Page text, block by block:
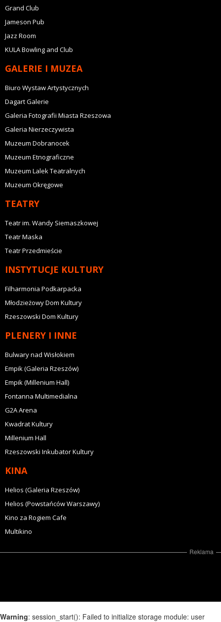
Grand Club
Jameson Pub
Jazz Room
KULA Bowling and Club
GALERIE I MUZEA
Biuro Wystaw Artystycznych
Dagart Galerie
Galeria Fotografii Miasta Rzeszowa
Galeria Nierzeczywista
Muzeum Dobranocek
Muzeum Etnograficzne
Muzeum Lalek Teatralnych
Muzeum Okręgowe
TEATRY
Teatr im. Wandy Siemaszkowej
Teatr Maska
Teatr Przedmieście
INSTYTUCJE KULTURY
Filharmonia Podkarpacka
Młodzieżowy Dom Kultury
Rzeszowski Dom Kultury
PLENERY I INNE
Bulwary nad Wisłokiem
Empik (Galeria Rzeszów)
Empik (Millenium Hall)
Fontanna Multimedialna
G2A Arena
Kwadrat Kultury
Millenium Hall
Rzeszowski Inkubator Kultury
KINA
Helios (Galeria Rzeszów)
Helios (Powstańców Warszawy)
Kino za Rogiem Cafe
Multikino
Reklama
Warning: session_start(): Failed to initialize storage module: user